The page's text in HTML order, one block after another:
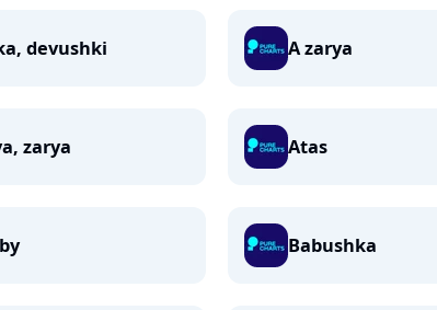
devushki A zarya
zarya Atas
Babushka